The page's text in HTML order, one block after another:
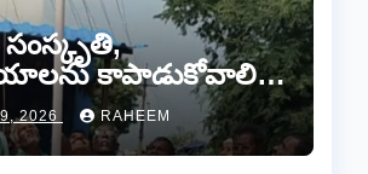
కాపాడుకోవాలి…
జిల్లా
మొట్ట పెంటయ్య
2026 RAHEEM